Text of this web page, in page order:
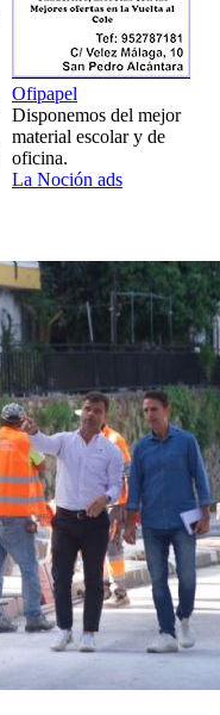
Ofipapel
Disponemos del mejor
material escolar y de
oficina.
La Noción ads